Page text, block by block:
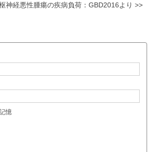
神経悪性腫瘍の疾病負荷：GBD2016より >>
憶